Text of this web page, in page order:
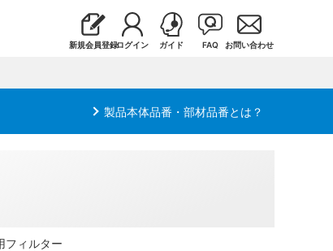
新規会員登録ログイン ガイド FAQ お問い合わせ
製品本体品番・部材品番とは？
フィルター